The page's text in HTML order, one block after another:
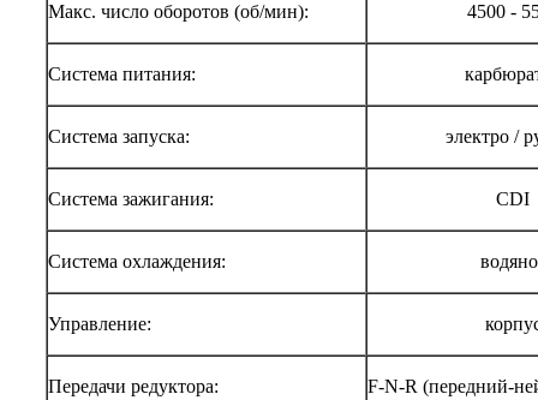
Макс. число оборотов (об/мин): 4500 -
Система питания:
Система запуска: электро /
Система зажигания: CDI
Система охлаждения:
Управление:
Передачи редуктора: F-N-R (передний-